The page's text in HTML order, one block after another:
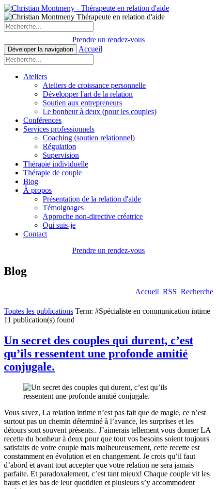
Prendre un rendez-vous
Déveloper la navigation Accueil
Ateliers
Ateliers de croissance personnelle
Développer l'art de la relation
Soutien aux entrepreneurs
Le bonheur à deux (pour les couples)
Conférences
Services professionnels
Coaching (soutien relationnel)
Régulation
Supervision
Thérapie individuelle
Thérapie de couple
Blog
À propos
Présentation de la relation d'aide
Témoignages
Approche non-directive créatrice
Qui suis-je
Contact
Prendre un rendez-vous
Blog
Accueil RSS Recherche
Toutes les publications Term: #Spécialiste en communication intime
11 publication(s) found
Un secret des couples qui durent, c’est
qu’ils ressentent une profonde amitié
conjugale.
Vous savez, La relation intime n’est pas fait que de magie, ce n’est
surtout pas un chemin déterminé à l’avance, les surprises et les
détours sont souvent présents.. J’aimerais tellement vous donner LA
recette du bonheur à deux pour que tout vos besoins soient toujours
satisfaits de votre couple mais malheureusement, cette recette est
constamment en évolution et en changement. Je crois qu’il faut
d’abord et avant tout accepter que votre relation ne sera jamais
parfaite. Et paradoxalement, c’est tant mieux! Chaque couple vit les
hauts et les bas de leur quotidien et plusieurs s’y accommodent